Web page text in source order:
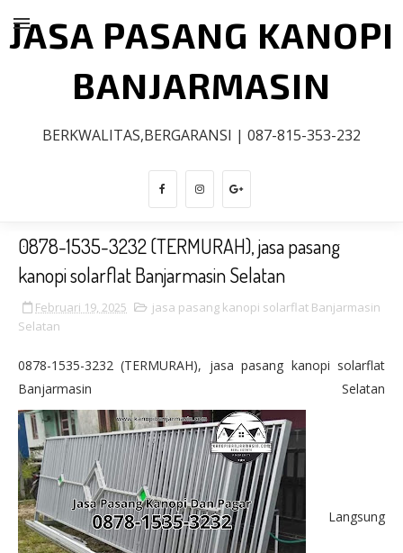
JASA PASANG KANOPI
BANJARMASIN
BERKWALITAS,BERGARANSI | 087-815-353-232
0878-1535-3232 (TERMURAH), jasa pasang
kanopi solarflat Banjarmasin Selatan
Februari 19, 2025
jasa pasang kanopi solarflat Banjarmasin
Selatan
0878-1535-3232 (TERMURAH), jasa pasang kanopi solarflat
Banjarmasin Selatan
Langsung